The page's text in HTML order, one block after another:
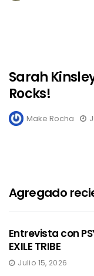
Sarah
Rocks!
Make Rocha
Agregado
Entrevista con
EXILE TRIBE
Julio 15, 2026